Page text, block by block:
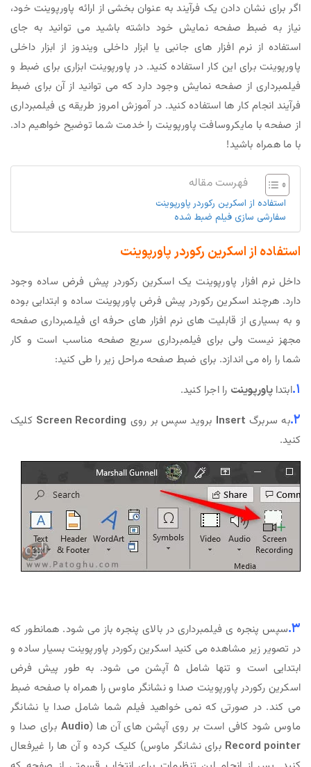
اگر برای نشان دادن یک فرآیند به عنوان بخشی از ارائه پاورپوینت خود،
نیاز به ضبط صفحه نمایش خود داشته باشید می توانید به جای
استفاده از نرم افزار های جانبی یا ابزار داخلی ویندوز از ابزار داخلی
پاورپوینت برای این کار استفاده کنید. در پاورپوینت ابزاری برای ضبط و
فیلمبرداری از صفحه نمایش وجود دارد که می توانید از آن برای ضبط
فرآیند انجام کار ها استفاده کنید. در آموزش امروز طریقه ی فیلمبرداری
از صفحه با مایکروسافت پاورپوینت را خدمت شما توضیح خواهیم داد.
با ما همراه باشید!
فهرست مقاله
استفاده از اسکرین رکوردر پاورپوینت
سفارشی سازی فیلم ضبط شده
استفاده از اسکرین رکوردر پاورپوینت
داخل نرم افزار پاورپوینت یک اسکرین رکوردر پیش فرض ساده وجود
دارد. هرچند اسکرین رکوردر پیش فرض پاورپوینت ساده و ابتدایی بوده
و به بسیاری از قابلیت های نرم افزار های حرفه ای فیلمبرداری صفحه
مجهز نیست ولی برای فیلمبرداری سریع صفحه مناسب است و کار
شما را راه می اندازد. برای ضبط صفحه مراحل زیر را طی کنید:
۱. ابتداپاورپوینت را اجرا کنید.
۲. به سربرگ Insert بروید سپس بر روی Screen Recording کلیک
کنید.
۳. سپس پنجره ی فیلمبرداری در بالای پنجره باز می شود. همانطور که
در تصویر زیر مشاهده می کنید اسکرین رکوردر پاورپوینت بسیار ساده و
ابتدایی است و تنها شامل ۵ آپشن می شود. به طور پیش فرض
اسکرین رکوردر پاورپوینت صدا و نشانگر ماوس را همراه با صفحه ضبط
می کند. در صورتی که نمی خواهید فیلم شما شامل صدا یا نشانگر
ماوس شود کافی است بر روی آپشن های آن ها (Audio برای صدا و
Record pointer برای نشانگر ماوس) کلیک کرده و آن ها را غیرفعال